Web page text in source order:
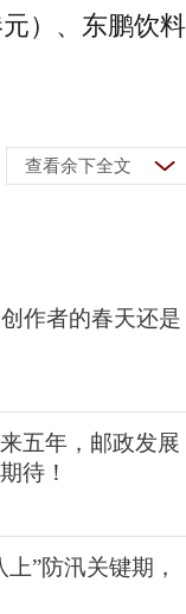
元）、东鹏饮
查看余下全文
作者的春天还是
五年，邮政发展
待！
上”防汛关键期，